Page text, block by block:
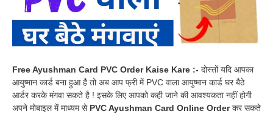
Free Ayushman Card PVC Order Kaise Kare :- दोस्तों यदि आपका
आयुष्मान कार्ड बना हुआ है तो अब आप फ्री में PVC वाला आयुष्मान कार्ड घर बैठे
आर्डर करके मंगवा सकते है ! इसके लिए आपको कही जाने की आवश्यकता नहीं होगी
अपने मोबाइल में माध्यम से PVC Ayushman Card Online Orderकर सकते